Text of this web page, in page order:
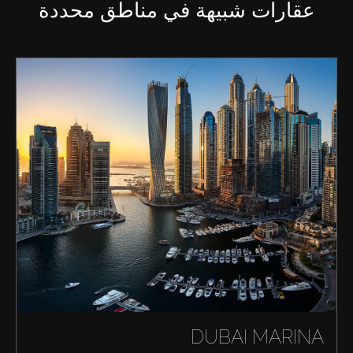
عقارات شبيهة في مناطق محددة
DUBAI MARINA